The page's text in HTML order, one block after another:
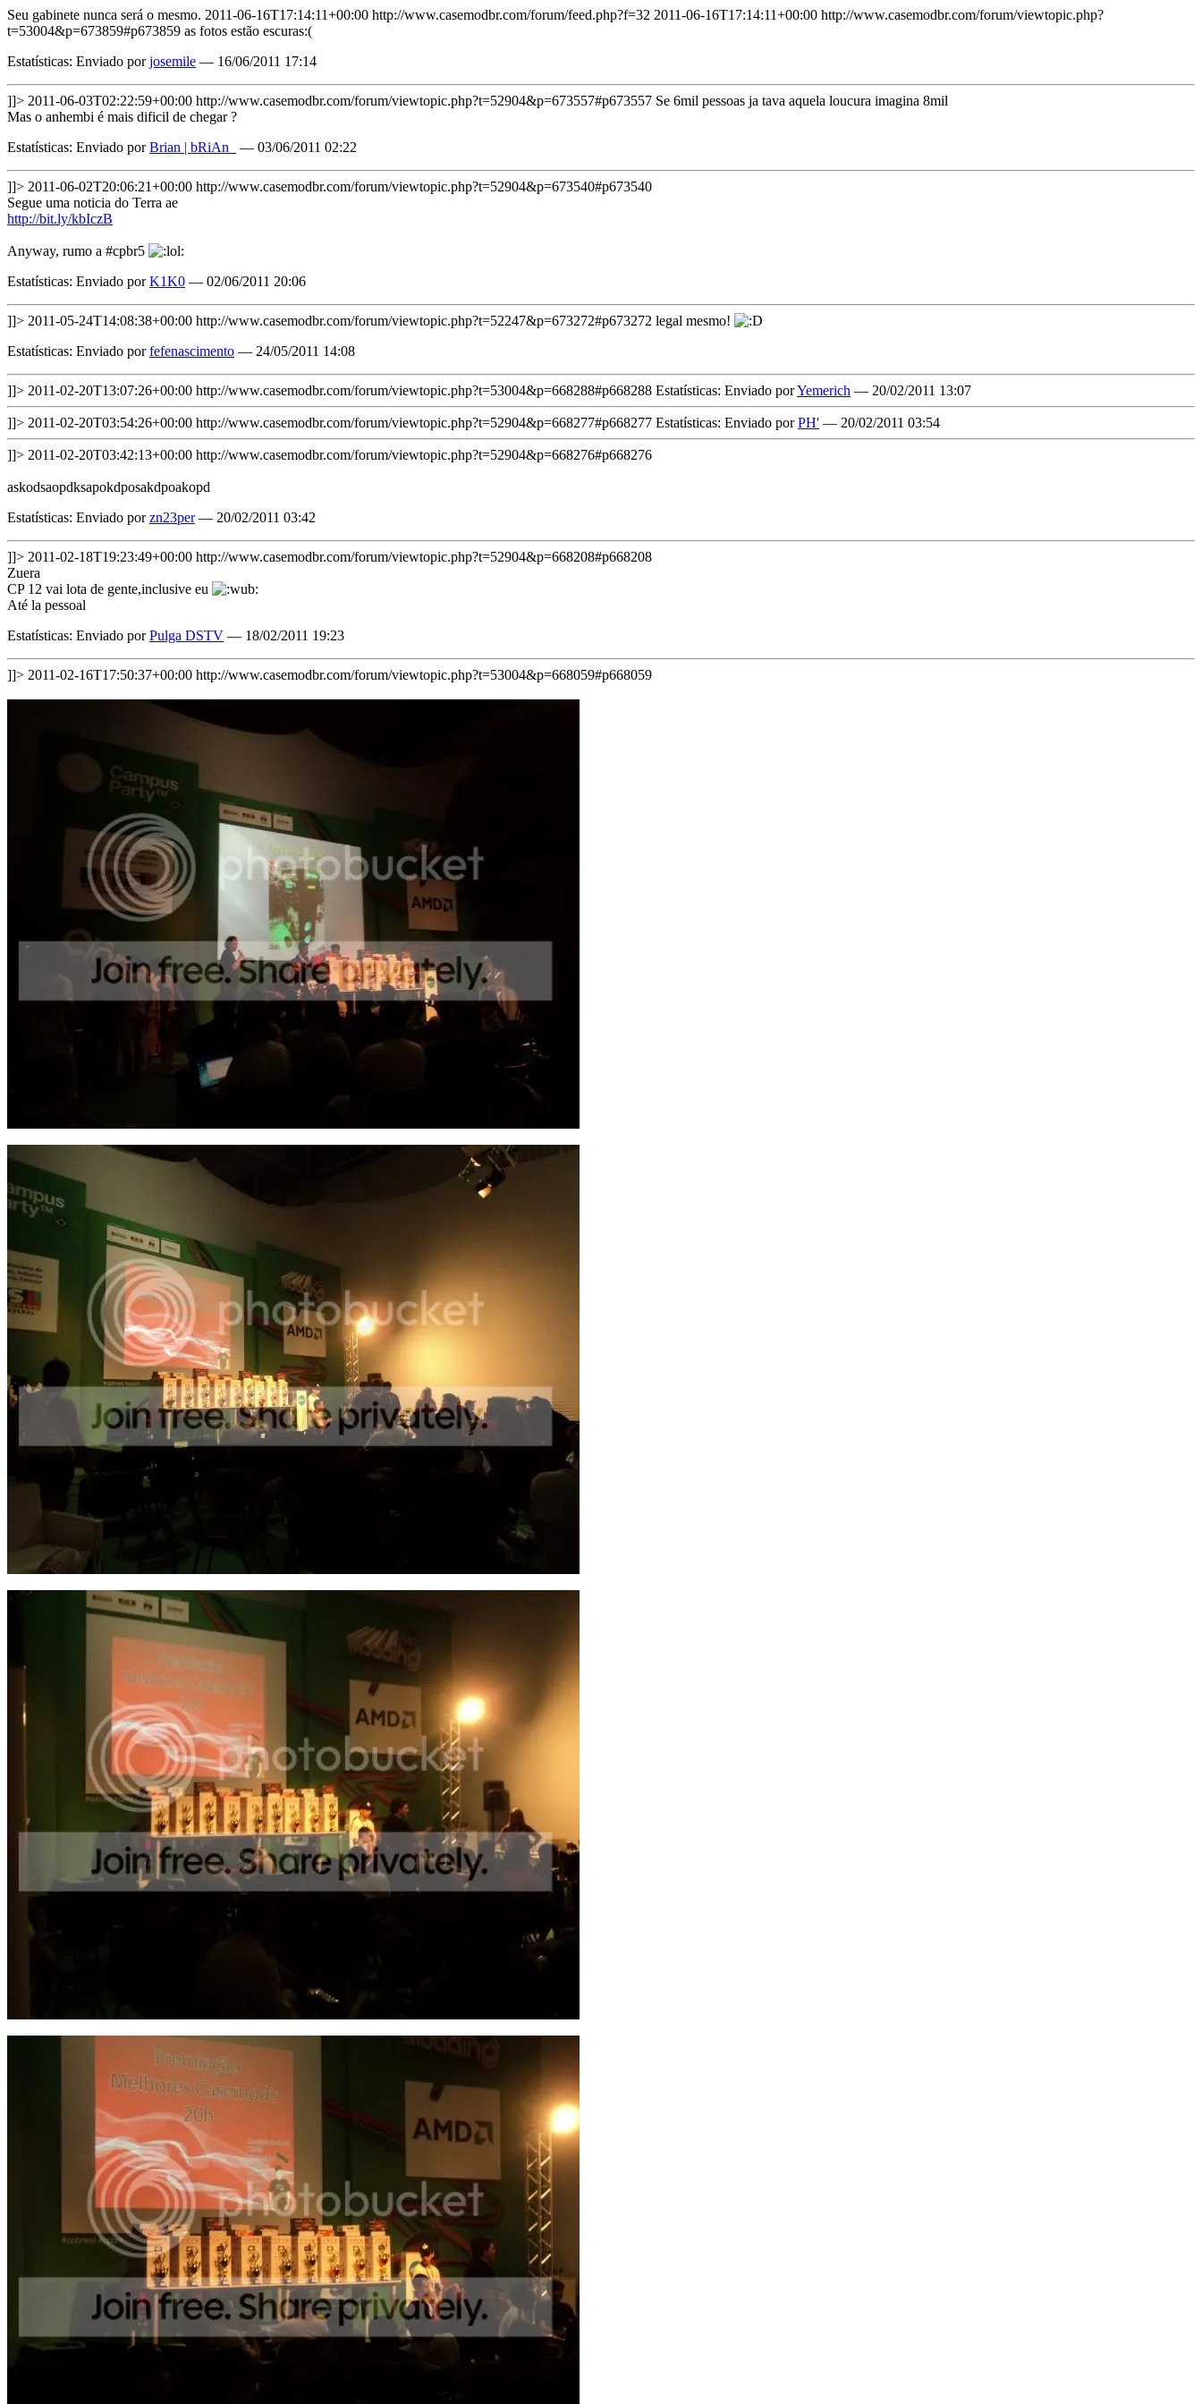
Seu gabinete nunca será o mesmo. 2011-06-16T17:14:11+00:00 http://www.casemodbr.com/forum/feed.php?f=32 2011-06-16T17:14:11+00:00 http://www.casemodbr.com/forum/viewtopic.php?
t=53004&p=673859#p673859 as fotos estão escuras:(
Estatísticas: Enviado porjosemile — 16/06/2011 17:14
]]> 2011-06-03T02:22:59+00:00 http://www.casemodbr.com/forum/viewtopic.php?t=52904&p=673557#p673557 Se 6mil pessoas ja tava aquela loucura imagina 8mil
Mas o anhembi é mais dificil de chegar ?
Estatísticas: Enviado porBrian | bRiAn_ — 03/06/2011 02:22
]]> 2011-06-02T20:06:21+00:00 http://www.casemodbr.com/forum/viewtopic.php?t=52904&p=673540#p673540
Segue uma noticia do Terra ae
http://bit.ly/kbIczB
Anyway, rumo a #cpbr5
Estatísticas: Enviado porK1K0 — 02/06/2011 20:06
]]> 2011-05-24T14:08:38+00:00 http://www.casemodbr.com/forum/viewtopic.php?t=52247&p=673272#p673272 legal mesmo!
Estatísticas: Enviado porfefenascimento — 24/05/2011 14:08
]]> 2011-02-20T13:07:26+00:00 http://www.casemodbr.com/forum/viewtopic.php?t=53004&p=668288#p668288 Estatísticas: Enviado porYemerich — 20/02/2011 13:07
]]> 2011-02-20T03:54:26+00:00 http://www.casemodbr.com/forum/viewtopic.php?t=52904&p=668277#p668277 Estatísticas: Enviado porPH' — 20/02/2011 03:54
]]> 2011-02-20T03:42:13+00:00 http://www.casemodbr.com/forum/viewtopic.php?t=52904&p=668276#p668276
askodsaopdksapokdposakdpoakopd
Estatísticas: Enviado porzn23per— 20/02/2011 03:42
]]> 2011-02-18T19:23:49+00:00 http://www.casemodbr.com/forum/viewtopic.php?t=52904&p=668208#p668208
Zuera
CP 12 vai lota de gente,inclusive eu
Até la pessoal
Estatísticas: Enviado porPulga DSTV — 18/02/2011 19:23
]]> 2011-02-16T17:50:37+00:00 http://www.casemodbr.com/forum/viewtopic.php?t=53004&p=668059#p668059